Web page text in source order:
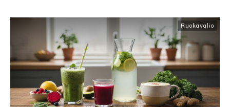
Ruokavalio